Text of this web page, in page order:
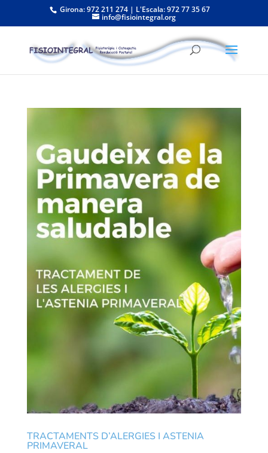
Girona: 972 211 274 | L'Escala: 972 77 35 67
info@fisiointegral.org
TRACTAMENTS D’ALERGIES I ASTENIA
PRIMAVERAL